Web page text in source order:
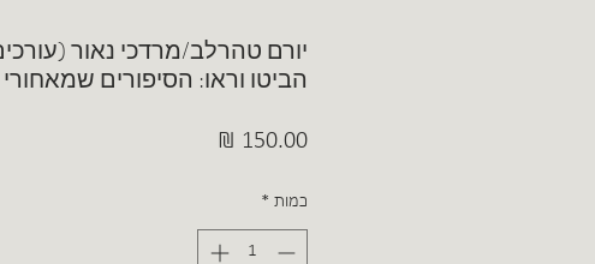
יורם טהרלב/מרדכי נאור
הביטו וראו: הסיפורים
כמות *